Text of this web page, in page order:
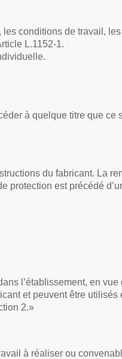
conditions de travail,
L.1152-1.
à quelque titre que ce
du fabricant. La
protection est précédé
l’établissement, en vue
et peuvent être utilisés
2.»
à réaliser ou